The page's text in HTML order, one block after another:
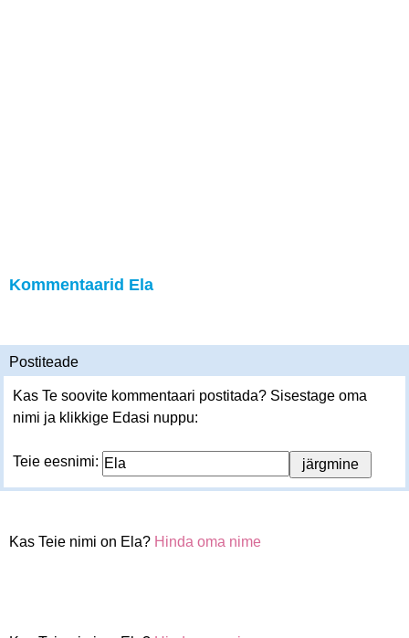
Kommentaarid Ela
Postiteade
Kas Te soovite kommentaari postitada? Sisestage oma
nimi ja klikkige Edasi nuppu:
Teie eesnimi:
Kas Teie nimi on Ela? Hinda oma nime